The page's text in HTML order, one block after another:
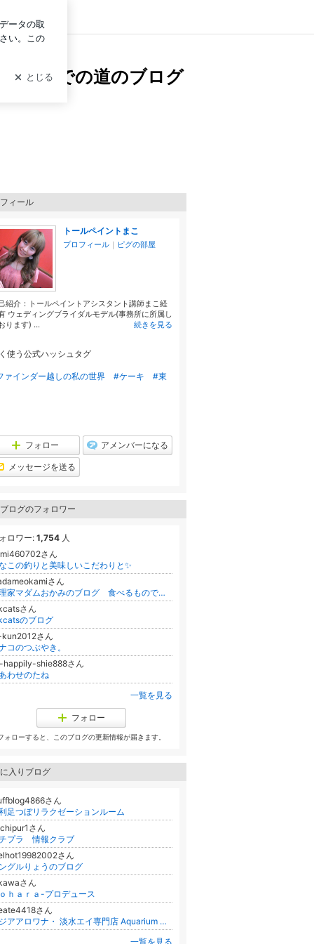
*
ログイン
くまでの道のブログ
ィール
トールペイントまこ
プロフィール ｜ ピグの部屋
紹介：トールペイントアシスタント講師まこ経
ウェディングブライダルモデル(事務所に所属し
ります) ...
続きを見る
使う公式ハッシュタグ
ァインダー越しの私の世界 #ケーキ
#東
フォロー アメンバーになる
メッセージを送る
ログのフォロワー
ロワー: 1,754 人
さん
この釣りと美味しいこだわりと✨
さん
料理家マダムおかみのブログ 食べるもので体を作ろう
さん
のブログ
さん
コのつぶやき。
happily-shie888さん
わせのたね
一覧を見る
フォロー
ォローすると、このブログの更新情報が届きます。
入りブログ
さん
足つぼリラクゼーションルーム
さん
プラ 情報クラブ
さん
グルりょうのブログ
さん
ｈａｒａ-プロデュース
さん
アジアアロワナ・ 淡水エイ専門店 Aquarium CREATE
一覧を見る